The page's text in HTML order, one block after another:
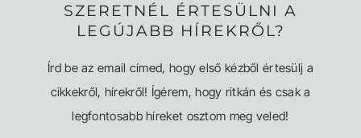
SZERETNÉL ÉRTESÜLNI A
LEGÚJABB HÍREKRŐL?
Írd be az email címed, hogy első kézből értesülj a
cikkekről, hírekről! Ígérem, hogy ritkán és csak a
legfontosabb híreket osztom meg veled!